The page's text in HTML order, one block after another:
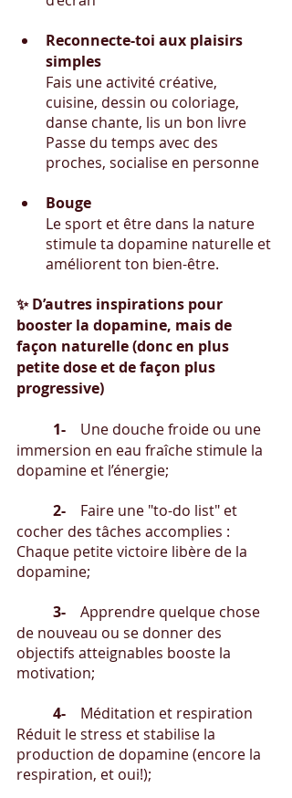
Reconnecte-toi aux plaisirs
simples
Fais une activité créative,
cuisine, dessin ou coloriage,
danse chante, lis un bon livre
Passe du temps avec des
proches, socialise en personne
Bouge
Le sport et être dans la nature
stimule ta dopamine naturelle et
améliorent ton bien-être.
✨ D’autres inspirations pour
booster la dopamine, mais de
façon naturelle (donc en plus
petite dose et de façon plus
progressive)
	1-
Une douche froide ou une
immersion en eau fraîche stimule la
dopamine et l’énergie;
	2-
Faire une "to-do list" et
cocher des tâches accomplies :
Chaque petite victoire libère de la
dopamine;
	3-
Apprendre quelque chose
de nouveau ou se donner des
objectifs atteignables booste la
motivation;
	4-
Méditation et respiration
Réduit le stress et stabilise la
production de dopamine (encore la
respiration, et oui!);